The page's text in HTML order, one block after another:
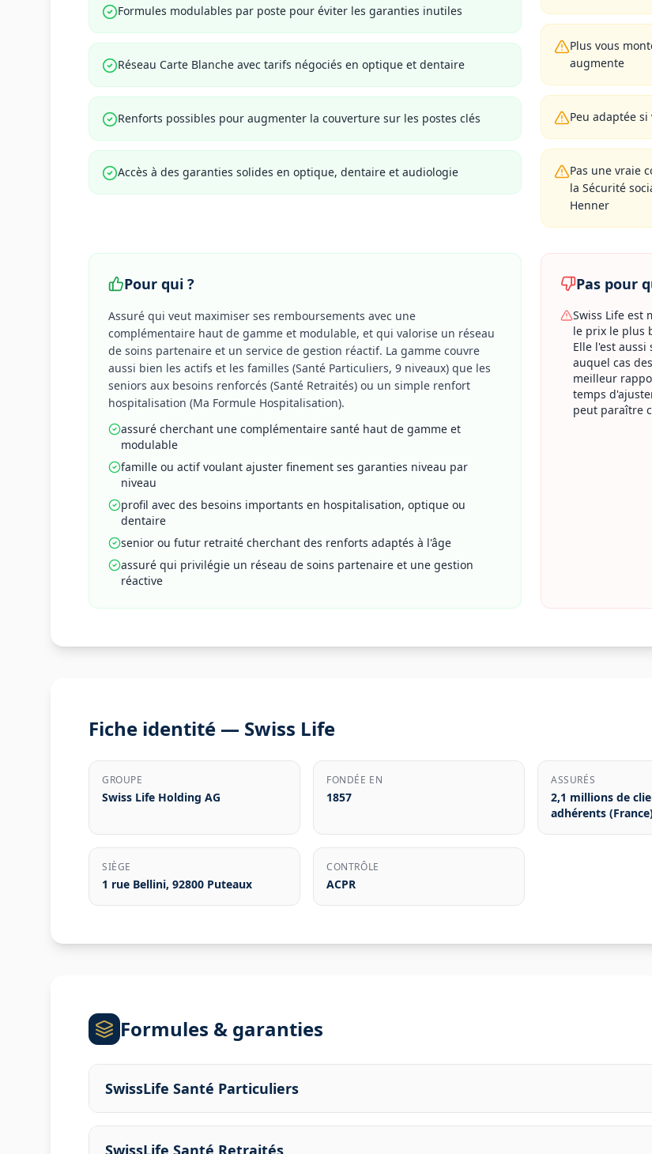
Formules modulables par poste pour éviter les garanties inutiles
Réseau Carte Blanche avec tarifs négociés en optique et dentaire
Renforts possibles pour augmenter la couverture sur les postes clés
Accès à des garanties solides en optique, dentaire et audiologie
Plus vous
augmente
Peu adaptée
Pas une vraie
la Sécurité
Henner
Pour qui ?
Assuré qui veut maximiser ses remboursements avec une
complémentaire haut de gamme et modulable, et qui valorise un réseau
de soins partenaire et un service de gestion réactif. La gamme couvre
aussi bien les actifs et les familles (Santé Particuliers, 9 niveaux) que les
seniors aux besoins renforcés (Santé Retraités) ou un simple renfort
hospitalisation (Ma Formule Hospitalisation).
assuré cherchant une complémentaire santé haut de gamme et
modulable
famille ou actif voulant ajuster finement ses garanties niveau par
niveau
profil avec des besoins importants en hospitalisation, optique ou
dentaire
senior ou futur retraité cherchant des renforts adaptés à l'âge
assuré qui privilégie un réseau de soins partenaire et une gestion
réactive
Pas pour
Swiss Life est
le prix le plus
Elle l'est
auquel cas
meilleur
temps
peut paraître
Fiche identité — Swiss Life
GROUPE
Swiss Life Holding AG
FONDÉE EN
1857
ASSURÉS
2,1 millions de
adhérents
SIÈGE
1 rue Bellini, 92800 Puteaux
CONTRÔLE
ACPR
Formules & garanties
SwissLife Santé Particuliers
SwissLife Santé Retraités